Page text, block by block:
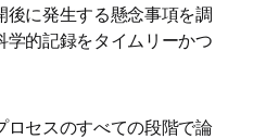
後に発生する懸念事項を調
的記録をタイムリーかつ
セスのすべての段階で論